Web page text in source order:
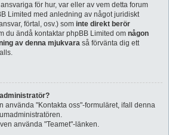
för hur, var eller av vem detta forum
Limited med anledning av något juridiskt
förtal, osv.) som inte direkt berör
du ändå kontaktar phpBB Limited om någon
av denna mjukvara så förvänta dig ett
använda "Kontakta oss"-formuläret, ifall denna
använda "Teamet"-länken.